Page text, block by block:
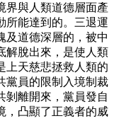
界與人類道德層面產
所能達到的。三退運
及道德深層的，被中
解脫出來，是使人類
上天慈悲拯救人類的
黨員的限制入境制裁
剝離開來，黨員發自
，凸顯了正義者的威